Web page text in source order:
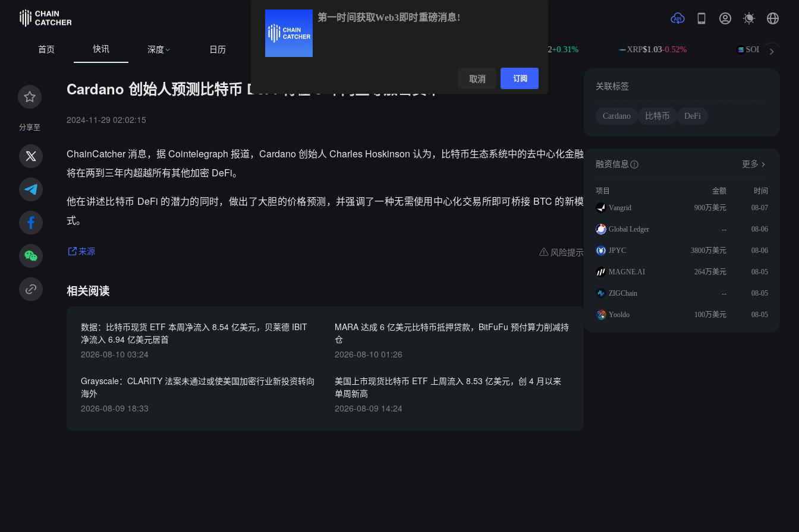
首页 快讯 深度 日历 +0.31% XRP$1.03-0.52% SOL$76.68
分享至
Cardano 创始人预测比特币 DeFi 将在 3 年内主导加密货币
2024-11-29 02:02:15
ChainCatcher 消息，据 Cointelegraph 报道，Cardano 创始人 Charles Hoskinson 认为，比特币生态系统中的去中心化金融
将在两到三年内超越所有其他加密 DeFi。
他在讲述比特币 DeFi 的潜力的同时，做出了大胆的价格预测，并强调了一种无需使用中心化交易所即可桥接 BTC 的新模
式。
来源 风险提示
相关阅读
数据：比特币现货 ETF 本周净流入 8.54 亿美元，贝莱德 IBIT
净流入 6.94 亿美元居首
2026-08-10 03:24
MARA 达成 6 亿美元比特币抵押贷款，BitFuFu 预付算力削减持
仓
2026-08-10 01:26
Grayscale：CLARITY 法案未通过或使美国加密行业新投资转向
海外
2026-08-09 18:33
美国上市现货比特币 ETF 上周流入 8.53 亿美元，创 4 月以来
单周新高
2026-08-09 14:24
关联标签
Cardano 比特币 DeFi
融资信息 更多
项目 金额
时间
Vangrid
900万美元 08-07
Global Ledger -- 08-06
JPYC 3800万美元 08-06
MAGNE.AI 264万美元 08-05
ZIGChain -- 08-05
Yooldo 100万美元 08-05
第一时间获取Web3即时重磅消息!
取消 订阅